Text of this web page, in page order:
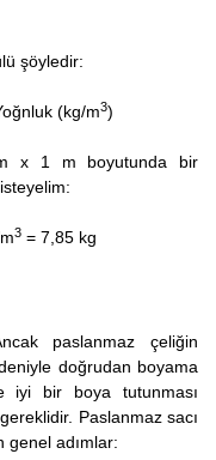
şöyledir:
(kg/m3)
x 1 m boyutunda bir
3 = 7,85 kg
paslanmaz çeliğin
doğrudan boyama
iyi bir boya tutunması
Paslanmaz sacı
genel adımlar: